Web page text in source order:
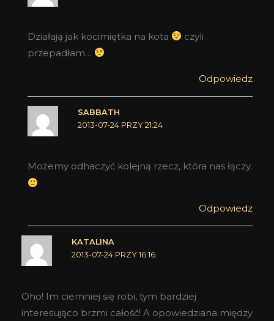
Działają jak kocimiętka na kota
czyli
przepadłam…
Odpowiedz
SABBATH
2013-07-24 PRZY 21:24
Możemy odhaczyć kolejną rzecz, która nas łączy.
Odpowiedz
KATALINA
2013-07-24 PRZY 16:16
Oho! Im ciemniej się robi, tym bardziej
interesująco brzmi całość! A opowiedziana między